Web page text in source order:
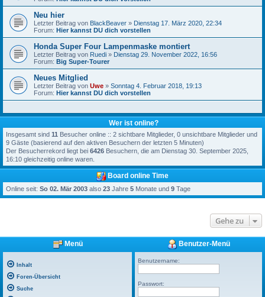
Neu hier
Letzter Beitrag von BlackBeaver » Dienstag 17. März 2020, 22:34
Forum: Hier kannst DU dich vorstellen
Honda Super Four Lampenmaske montiert
Letzter Beitrag von Ruedi » Dienstag 29. November 2022, 16:56
Forum: Big Super-Tourer
Neues Mitglied
Letzter Beitrag von Uwe » Sonntag 4. Februar 2018, 19:13
Forum: Hier kannst DU dich vorstellen
Wer ist online?
Insgesamt sind 11 Besucher online :: 2 sichtbare Mitglieder, 0 unsichtbare Mitglieder und
9 Gäste (basierend auf den aktiven Besuchern der letzten 5 Minuten)
Der Besucherrekord liegt bei 6426 Besuchern, die am Dienstag 30. September 2025,
16:10 gleichzeitig online waren.
Board online Time
Online seit: So 02. Mär 2003 also 23 Jahre 5 Monate und 9 Tage
Gehe zu
Menü
Inhalt
Foren-Übersicht
Suche
Benutzer-Menü
Benutzername:
Passwort: